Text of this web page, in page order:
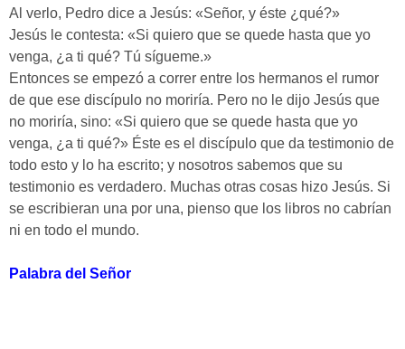
Al verlo, Pedro dice a Jesús: «Señor, y éste ¿qué?»
Jesús le contesta: «Si quiero que se quede hasta que yo
venga, ¿a ti qué? Tú sígueme.»
Entonces se empezó a correr entre los hermanos el rumor
de que ese discípulo no moriría. Pero no le dijo Jesús que
no moriría, sino: «Si quiero que se quede hasta que yo
venga, ¿a ti qué?» Éste es el discípulo que da testimonio de
todo esto y lo ha escrito; y nosotros sabemos que su
testimonio es verdadero. Muchas otras cosas hizo Jesús. Si
se escribieran una por una, pienso que los libros no cabrían
ni en todo el mundo.
Palabra del Señor